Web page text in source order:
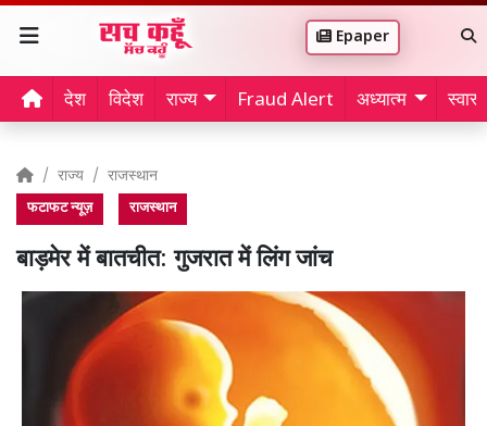
Epaper
देश विदेश राज्य Fraud Alert अध्यात्म
राज्य राजस्थान
फटाफट न्यूज़ राजस्थान
बाड़मेर में बातचीत: गुजरात में लिंग जांच